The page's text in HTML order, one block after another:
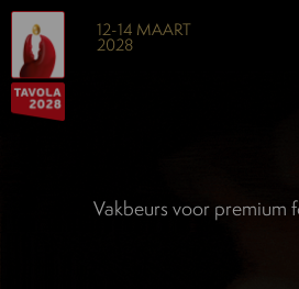
12-14 MAART
2028
Vakbeurs voor premium